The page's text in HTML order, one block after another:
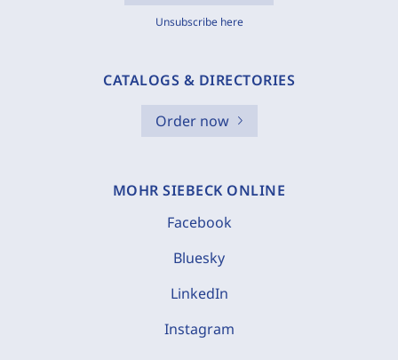
Unsubscribe here
CATALOGS & DIRECTORIES
Order now
MOHR SIEBECK ONLINE
Facebook
Bluesky
LinkedIn
Instagram